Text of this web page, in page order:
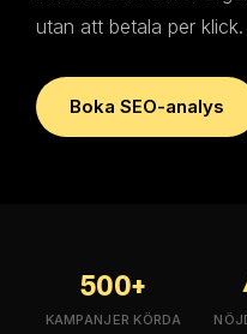
utan att betala per klick.
Boka SEO-analys
500+
KAMPANJER KÖRDA